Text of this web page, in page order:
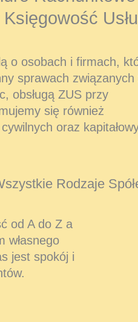
o osobach i firmach,
sprawach związanych
obsługą ZUS przy
się również
oraz
Rodzaje
od A do Z a
własnego
jest spokój i